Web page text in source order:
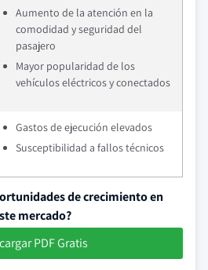
Aumento de la atención en la
comodidad y seguridad del
pasajero
Mayor popularidad de los
vehículos eléctricos y conectados
Gastos de ejecución elevados
Susceptibilidad a fallos técnicos
de crecimiento en
mercado?
PDF Gratis